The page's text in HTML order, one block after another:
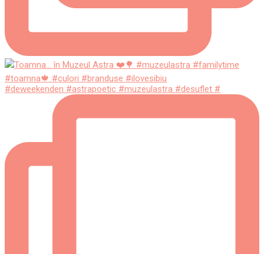
#deweekenden #astrapoetic #muzeulastra #desuflet #